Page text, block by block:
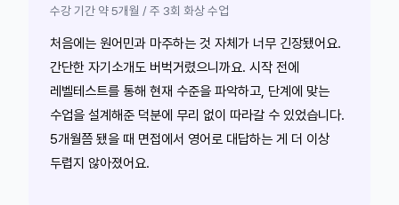
수강 기간 약 5개월 / 주 3회 화상 수업
처음에는 원어민과 마주하는 것 자체가 너무 긴장됐어요.
간단한 자기소개도 버벅거렸으니까요. 시작 전에
레벨테스트를 통해 현재 수준을 파악하고, 단계에 맞는
수업을 설계해준 덕분에 무리 없이 따라갈 수 있었습니다.
5개월쯤 됐을 때 면접에서 영어로 대답하는 게 더 이상
두렵지 않아졌어요.